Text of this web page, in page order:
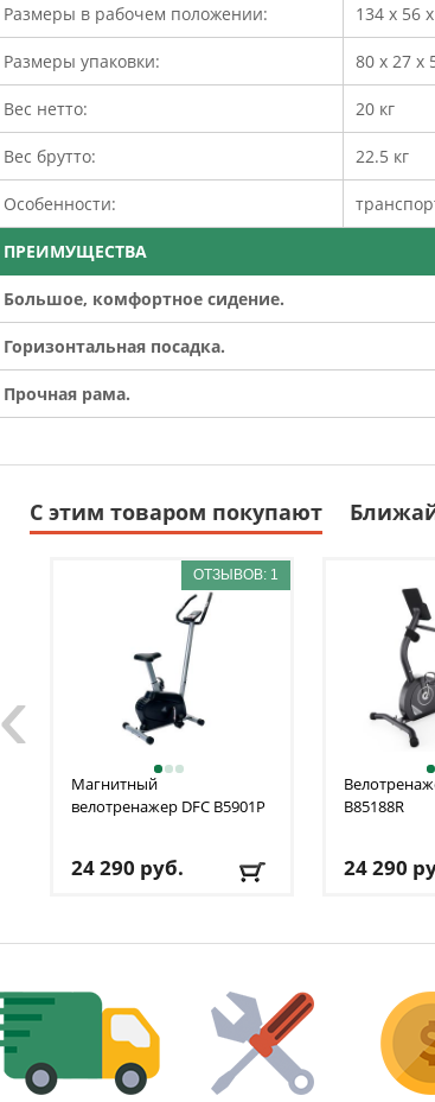
Размеры в рабочем положении: 134 х 56
Размеры упаковки: 80 х 27 х
Вес нетто: 20 кг
Вес брутто: 22.5 кг
Особенности:
ПРЕИМУЩЕСТВА
Большое, комфортное сидение.
Горизонтальная посадка.
Прочная рама.
С этим товаром покупают
ОТЗЫВОВ: 1
Магнитный
велотренажер DFC B5901P
24 290 руб.
Посадка: вертикальная
магнитная
Доставка: БЕСПЛАТНО,
1-2 дня
B85188R
24 290
Макс. вес:
:
Система
магнитная
Доставка:
‹